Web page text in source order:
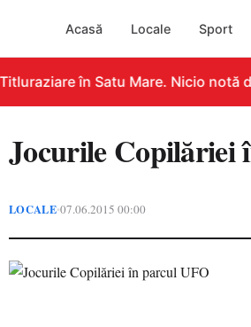
Acasă Locale Sport
în Satu Mare. Nicio notă
Jocurile Copilăriei
LOCALE•07.06.2015 00:00